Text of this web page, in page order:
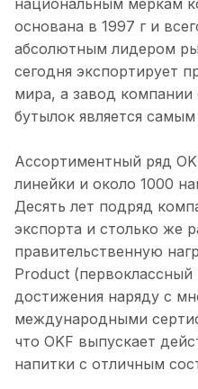
национальным меркам
основана в 1997 г и
абсолютным лидером
сегодня экспортирует
мира, а завод
бутылок является
Ассортиментный ряд
линейки и около 1000
Десять лет подряд
экспорта и столько же
правительственную
Product
достижения наряду с
международными
что OKF выпускает
напитки с отличным